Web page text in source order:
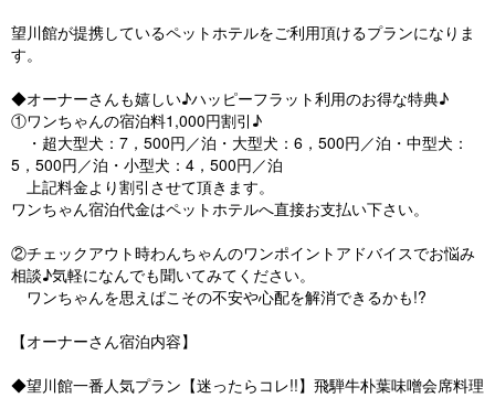
望川館が提携しているペットホテルをご利用頂けるプランになりま
す。
◆オーナーさんも嬉しい♪ハッピーフラット利用のお得な特典♪
①ワンちゃんの宿泊料1,000円割引♪
・超大型犬：7，500円／泊・大型犬：6，500円／泊・中型犬：
5，500円／泊・小型犬：4，500円／泊
上記料金より割引させて頂きます。
ワンちゃん宿泊代金はペットホテルへ直接お支払い下さい。
②チェックアウト時わんちゃんのワンポイントアドバイスでお悩み
相談♪気軽になんでも聞いてみてください。
ワンちゃんを思えばこその不安や心配を解消できるかも!?
【オーナーさん宿泊内容】
◆望川館一番人気プラン【迷ったらコレ!!】飛騨牛朴葉味噌会席料理